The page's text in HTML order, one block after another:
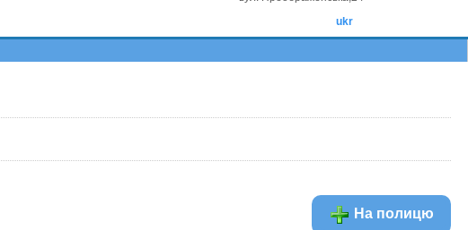
ukr
На полицю